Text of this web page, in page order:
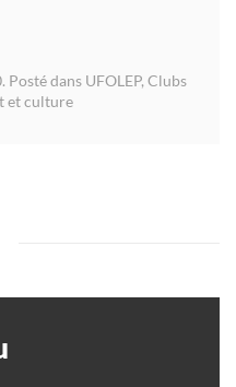
Posté dans UFOLEP, Clubs
et culture